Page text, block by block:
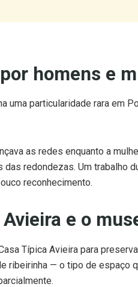
uma particularidade rara em
reconhecimento.
Típica Avieira para